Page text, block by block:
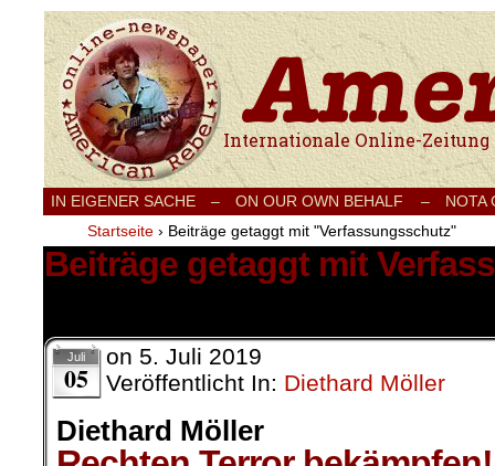
Internationale Onlinezeitung für Frieden,
IN EIGENER SACHE – ON OUR OWN BEHALF –
NOTA
Startseite › Beiträge getaggt mit "Verfassungsschutz"
Beiträge getaggt mit
Juli
05
on 5. Juli 2019
Veröffentlicht In: Diethard Möller
Diethard Möller